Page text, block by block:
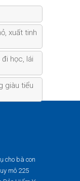
xuất tinh
học, lái
giàu tiểu
cho bà con
mô 225